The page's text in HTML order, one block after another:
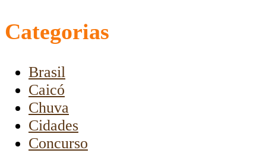
Categorias
Brasil
Caicó
Chuva
Cidades
Concurso